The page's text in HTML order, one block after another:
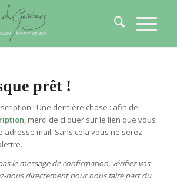
prêt !
! Une dernière chose : afin de
, merci de cliquer sur le lien que vous
adresse mail. Sans cela vous ne serez
le message de confirmation, vérifiez vos
nous directement pour nous faire part du